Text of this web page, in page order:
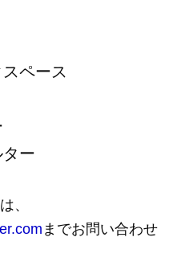
ペース
ー
、
までお問い合わせ